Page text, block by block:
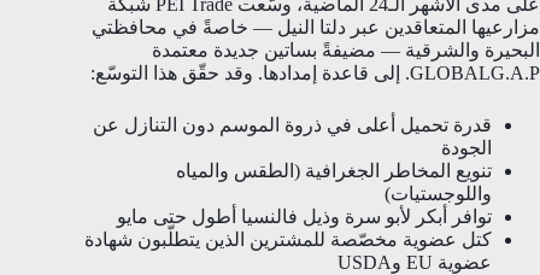
على مدى الأشهر الـ24 الماضية، وسّعت PEI Trade شبكة
مزارعيها المتعاقدين عبر دلتا النيل — خاصةً في محافظتي
البحيرة والشرقية — مضيفةً بساتين جديدة معتمدة
GLOBALG.A.P. إلى قاعدة إمدادها. وقد حقّق هذا التوسّع:
قدرة تحميل أعلى في ذروة الموسم دون التنازل عن
الجودة
تنويع المخاطر الجغرافية (الطقس والمياه
واللوجستيات)
توافر أبكر لأبو سرة وذيل فالنسيا أطول حتى مايو
كتل عضوية مخصّصة للمشترين الذين يتطلّبون شهادة
عضوية EU وUSDA